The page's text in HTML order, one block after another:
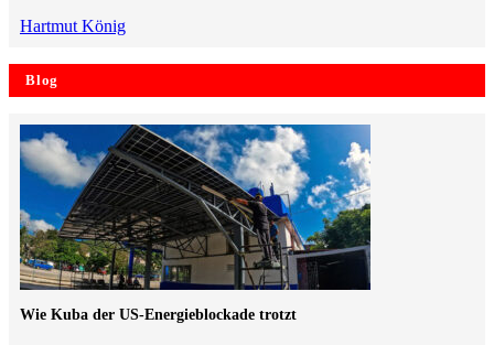
Hartmut König
Blog
Wie Kuba der US-Energieblockade trotzt